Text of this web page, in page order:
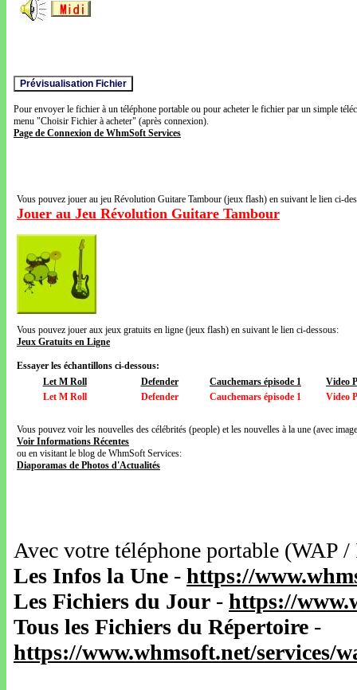
Pour envoyer le fichier à un téléphone portable ou pour acheter le fichier par un simple
menu "Choisir Fichier à acheter" (après connexion).
Page de Connexion de WhmSoft Services
Vous pouvez jouer au jeu Révolution Guitare Tambour (jeux flash) en suivant le lien ci-
Jouer au Jeu Révolution Guitare Tambour
Vous pouvez jouer aux jeux gratuits en ligne (jeux flash) en suivant le lien ci-dessous:
Jeux Gratuits en Ligne
Essayer les échantillons ci-dessous:
Let M Roll
Defender Cauchemars épisode 1
Video
Let M Roll
Defender Cauchemars épisode 1 Video
Vous pouvez voir les nouvelles des célébrités (people) et les nouvelles à la une (avec
Voir Informations Récentes
ou en visitant le blog de WhmSoft Services:
Diaporamas de Photos d'Actualités
Avec votre téléphone portable
Les Infos la Une - https://
Les Fichiers du Jour - https://
Tous les Fichiers du Répertoire -
https://www.whmsoft.net/services/